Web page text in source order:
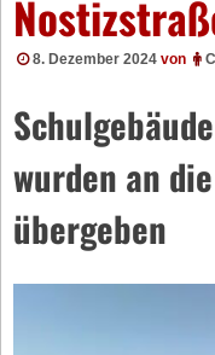
8. Dezember 2024 von
wurden an
übergeben